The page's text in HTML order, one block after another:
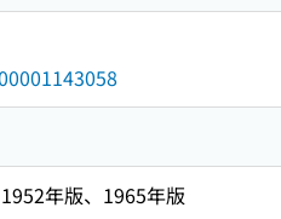
年版、1965年版